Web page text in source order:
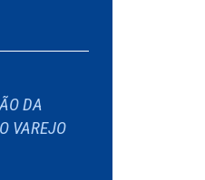
DA
VAREJO